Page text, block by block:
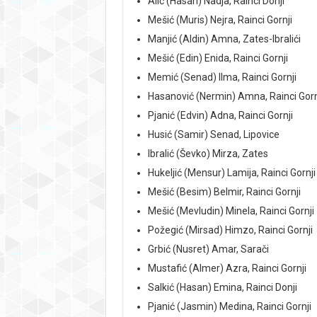
Mešić (Muris) Nejra, Rainci Gornji
Manjić (Aldin) Amna, Zates-Ibralići
Mešić (Edin) Enida, Rainci Gornji
Memić (Senad) Ilma, Rainci Gornji
Hasanović (Nermin) Amna, Rainci
Pjanić (Edvin) Adna, Rainci Gornji
Husić (Samir) Senad, Lipovice
Ibralić (Ševko) Mirza, Zates
Hukeljić (Mensur) Lamija, Rainci Gornji
Mešić (Besim) Belmir, Rainci Gornji
Mešić (Mevludin) Minela, Rainci Gornji
Požegić (Mirsad) Himzo, Rainci Gornji
Grbić (Nusret) Amar, Sarači
Mustafić (Almer) Azra, Rainci Gornji
Salkić (Hasan) Emina, Rainci Donji
Pjanić (Jasmin) Medina, Rainci Gornji